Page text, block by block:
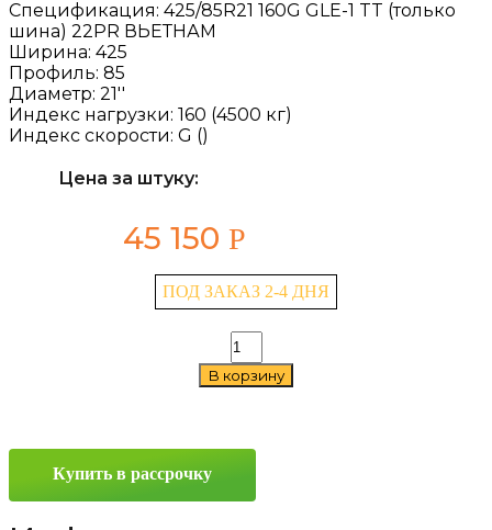
Спецификация: 425/85R21 160G GLE-1 TT (только
шина) 22PR ВЬЕТНАМ
Ширина: 425
Профиль: 85
Диаметр: 21''
Индекс нагрузки: 160 (4500 кг)
Индекс скорости: G ()
Цена за штуку:
45 150 Р
ПОД ЗАКАЗ 2-4 ДНЯ
Количество
товара
Advance
R21
В корзину
Купить в рассрочку